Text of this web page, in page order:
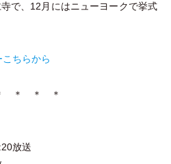
で、12月にはニューヨークで挙式
ちらから
＊ ＊ ＊
放送